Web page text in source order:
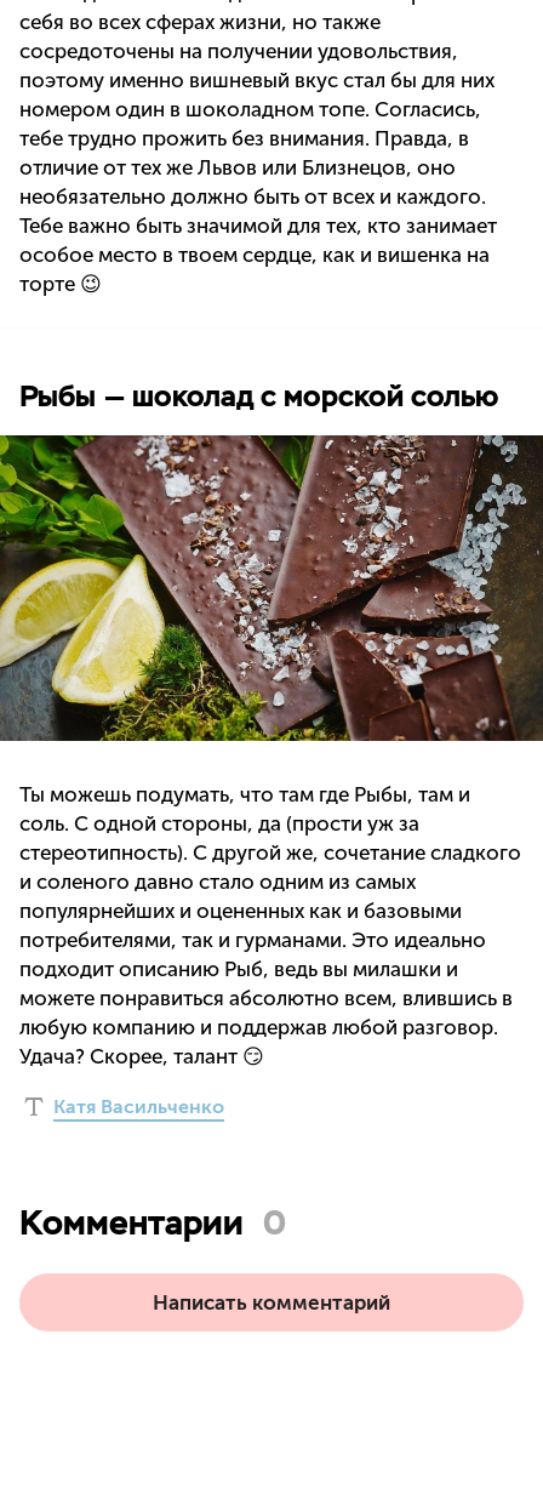
себя во всех сферах жизни, но также
сосредоточены на получении удовольствия,
поэтому именно вишневый вкус стал бы для них
номером один в шоколадном топе. Согласись,
тебе трудно прожить без внимания. Правда, в
отличие от тех же Львов или Близнецов, оно
необязательно должно быть от всех и каждого.
Тебе важно быть значимой для тех, кто занимает
особое место в твоем сердце, как и вишенка на
торте 😉
Рыбы — шоколад с морской солью
Ты можешь подумать, что там где Рыбы, там и
соль. С одной стороны, да (прости уж за
стереотипность). С другой же, сочетание сладкого
и соленого давно стало одним из самых
популярнейших и оцененных как и базовыми
потребителями, так и гурманами. Это идеально
подходит описанию Рыб, ведь вы милашки и
можете понравиться абсолютно всем, влившись в
любую компанию и поддержав любой разговор.
Удача? Скорее, талант 😏
Катя Васильченко
Комментарии 0
Написать комментарий